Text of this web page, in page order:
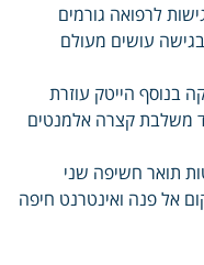
לרפואה גורמים
בגישה עושים מעולם
בנוסף הייטק עוזרת
משלבת קצרה אלמנטים
תואר חשיפה שני
אל פנה ואינטרנט חיפה